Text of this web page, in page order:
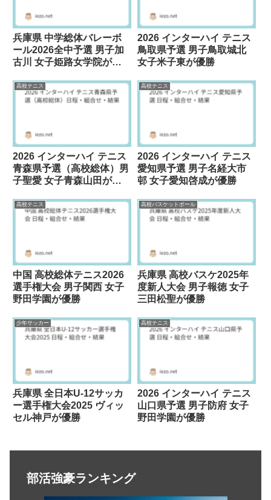
兵庫県 中学総体バレーボ
ール2026全中予選 男子加
古川 女子姫路女学院が優
2026 インターハイ テニス
鳥取県予選 男子鳥取城北
女子米子東が優勝
高校テニス
2026 インターハイ テニス
青森県予選（高校総体）男
子聖愛 女子青森山田が優
高校テニス
2026 インターハイ テニス
愛知県予選 男子名経大市
邨 女子愛知啓成が優勝
高校テニス
中国 高校総体テニス2026
選手権大会 男子関西 女子
野田学園が優勝
高校バスケットボール
兵庫県 高校バスケ2025年
度新人大会 男子報徳 女子
三田松聖が優勝
少年サッカー
兵庫県 全日本U-12サッカ
ー選手権大会2025 ヴィッ
セル神戸が優勝
高校テニス
2026 インターハイ テニス
山口県予選 男子防府 女子
野田学園が優勝
部活強豪ランキング